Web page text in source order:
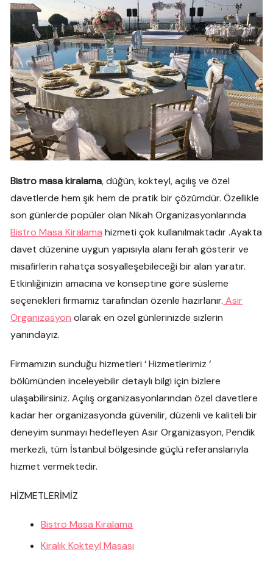
Bistro masa kiralama, düğün, kokteyl, açılış ve özel
davetlerde hem şık hem de pratik bir çözümdür. Özellikle
son günlerde popüler olan Nikah Organizasyonlarında
Bistro Masa Kiralama hizmeti çok kullanılmaktadır .Ayakta
davet düzenine uygun yapısıyla alanı ferah gösterir ve
misafirlerin rahatça sosyalleşebileceği bir alan yaratır.
Etkinliğinizin amacına ve konseptine göre süsleme
seçenekleri firmamız tarafından özenle hazırlanır. Asır
Organizasyon olarak en özel günlerinizde sizlerin
yanındayız.
Firmamızın sunduğu hizmetleri ‘ Hizmetlerimiz ‘
bölümünden inceleyebilir detaylı bilgi için bizlere
ulaşabilirsiniz. Açılış organizasyonlarından özel davetlere
kadar her organizasyonda güvenilir, düzenli ve kaliteli bir
deneyim sunmayı hedefleyen Asır Organizasyon, Pendik
merkezli, tüm İstanbul bölgesinde güçlü referanslarıyla
hizmet vermektedir.
HİZMETLERİMİZ
Bistro Masa Kiralama
Kiralık Kokteyl Masası